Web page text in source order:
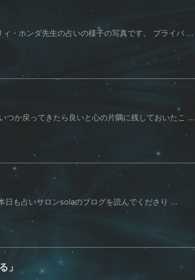
・ホンダ先生の占いの様子の写真です。 プライバ ...
つか戻ってきたら良いと心の片隅に残しておいたこ ...
日も占いサロンsolaのブログを読んでくださり ...
」